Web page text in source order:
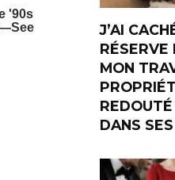
J’AI
RÉSERVE
MON
DANS